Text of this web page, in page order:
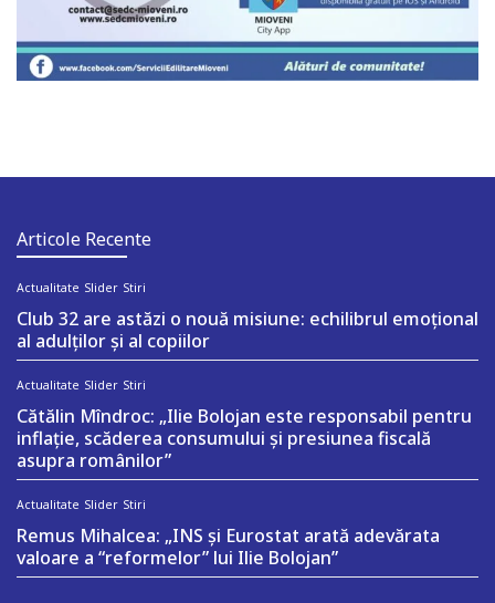
Articole Recente
Actualitate Slider Stiri
Club 32 are astăzi o nouă misiune: echilibrul emoțional
al adulților și al copiilor
Actualitate Slider Stiri
Cătălin Mîndroc: „Ilie Bolojan este responsabil pentru
inflație, scăderea consumului și presiunea fiscală
asupra românilor”
Actualitate Slider Stiri
Remus Mihalcea: „INS și Eurostat arată adevărata
valoare a “reformelor” lui Ilie Bolojan”